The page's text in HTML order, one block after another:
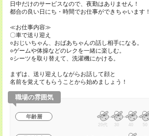
日中だけのサービスなので、夜勤はありません！
都合の良い日にち・時間でお仕事ができちゃいます！
≪お仕事内容≫
〇車で送り迎え
○おじいちゃん、おばあちゃんの話し相手になる。
○ゲームや体操などのレクを一緒に楽しむ。
○シーツを取り替えて、洗濯機にかける。
まずは、送り迎えしながらお話して顔と
名前を覚えてもらうことから始めましょう！
職場の雰囲気
年齢層
20代 30 40 50